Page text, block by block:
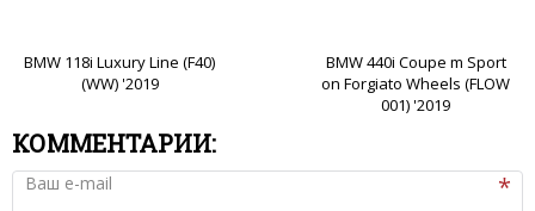
BMW 118i Luxury Line (F40)
(WW) '2019
BMW 440i Coupe m Sport
on Forgiato Wheels (FLOW
001) '2019
КОММЕНТАРИИ:
Ваш e-mail